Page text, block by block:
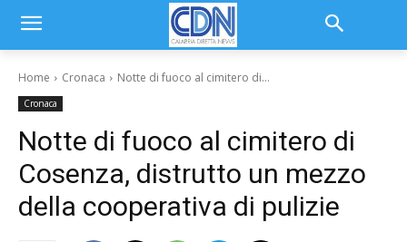
Home Cronaca Notte di fuoco al cimitero di...
Cronaca
Notte di fuoco al cimitero di
Cosenza, distrutto un mezzo
della cooperativa di pulizie